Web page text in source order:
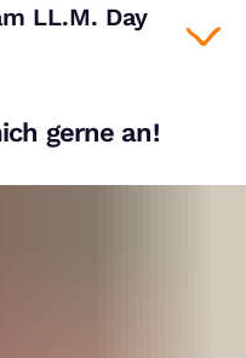
LL.M. Day
gerne an!